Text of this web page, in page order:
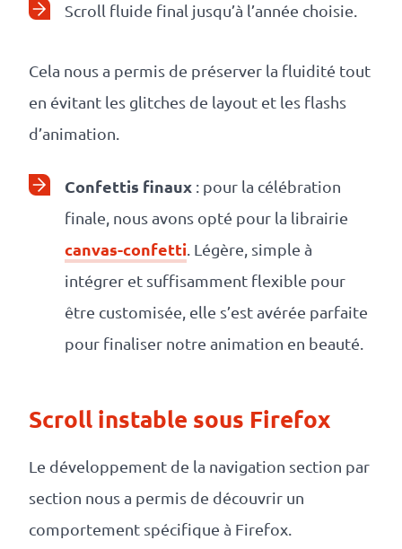
Scroll fluide final jusqu’à l’année choisie.
Cela nous a permis de préserver la fluidité tout
en évitant les glitches de layout et les flashs
d’animation.
Confettis finaux : pour la célébration
finale, nous avons opté pour la librairie
canvas-confetti . Légère, simple à
intégrer et suffisamment flexible pour
être customisée, elle s’est avérée parfaite
pour finaliser notre animation en beauté.
Scroll instable sous Firefox
Le développement de la navigation section par
section nous a permis de découvrir un
comportement spécifique à Firefox.